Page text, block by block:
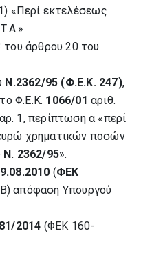
«Περί εκτελέσεως
του άρθρου 20 του
Ν.2362/95 (Φ.Ε.Κ. 247),
Φ.Ε.Κ. 1066/01 αριθ.
1, περίπτωση α «περί
χρηματικών ποσών
Ν. 2362/95».
(ΦΕΚ
απόφαση Υπουργού
2014 (ΦΕΚ 160-